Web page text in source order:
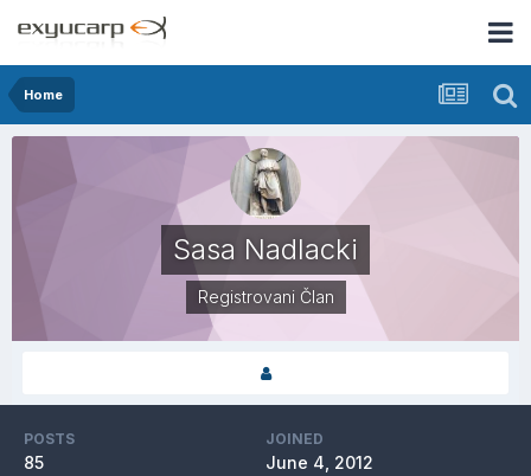
Home
Sasa Nadlacki
Registrovani Član
POSTS
85
JOINED
June 4, 2012